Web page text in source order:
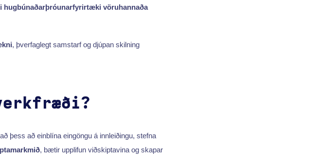
hugbúnaðarþróunarfyrirtæki vöruhannaða
, þverfaglegt samstarf og djúpan skilning
þess að einblína eingöngu á innleiðingu, stefna
, bætir upplifun viðskiptavina og skapar